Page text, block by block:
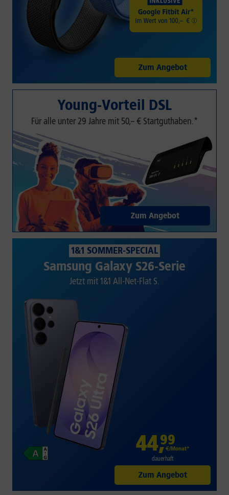
Zum Angebot
Young-Vorteil DSL
Für alle unter 29 Jahre mit 50,– € Startguthaben.*
Zum Angebot
1&1 SOMMER-SPECIAL
Samsung Galaxy S26-Serie
Jetzt mit 1&1 All-Net-Flat S.
44,99
€/Monat*
dauerhaft
Zum Angebot